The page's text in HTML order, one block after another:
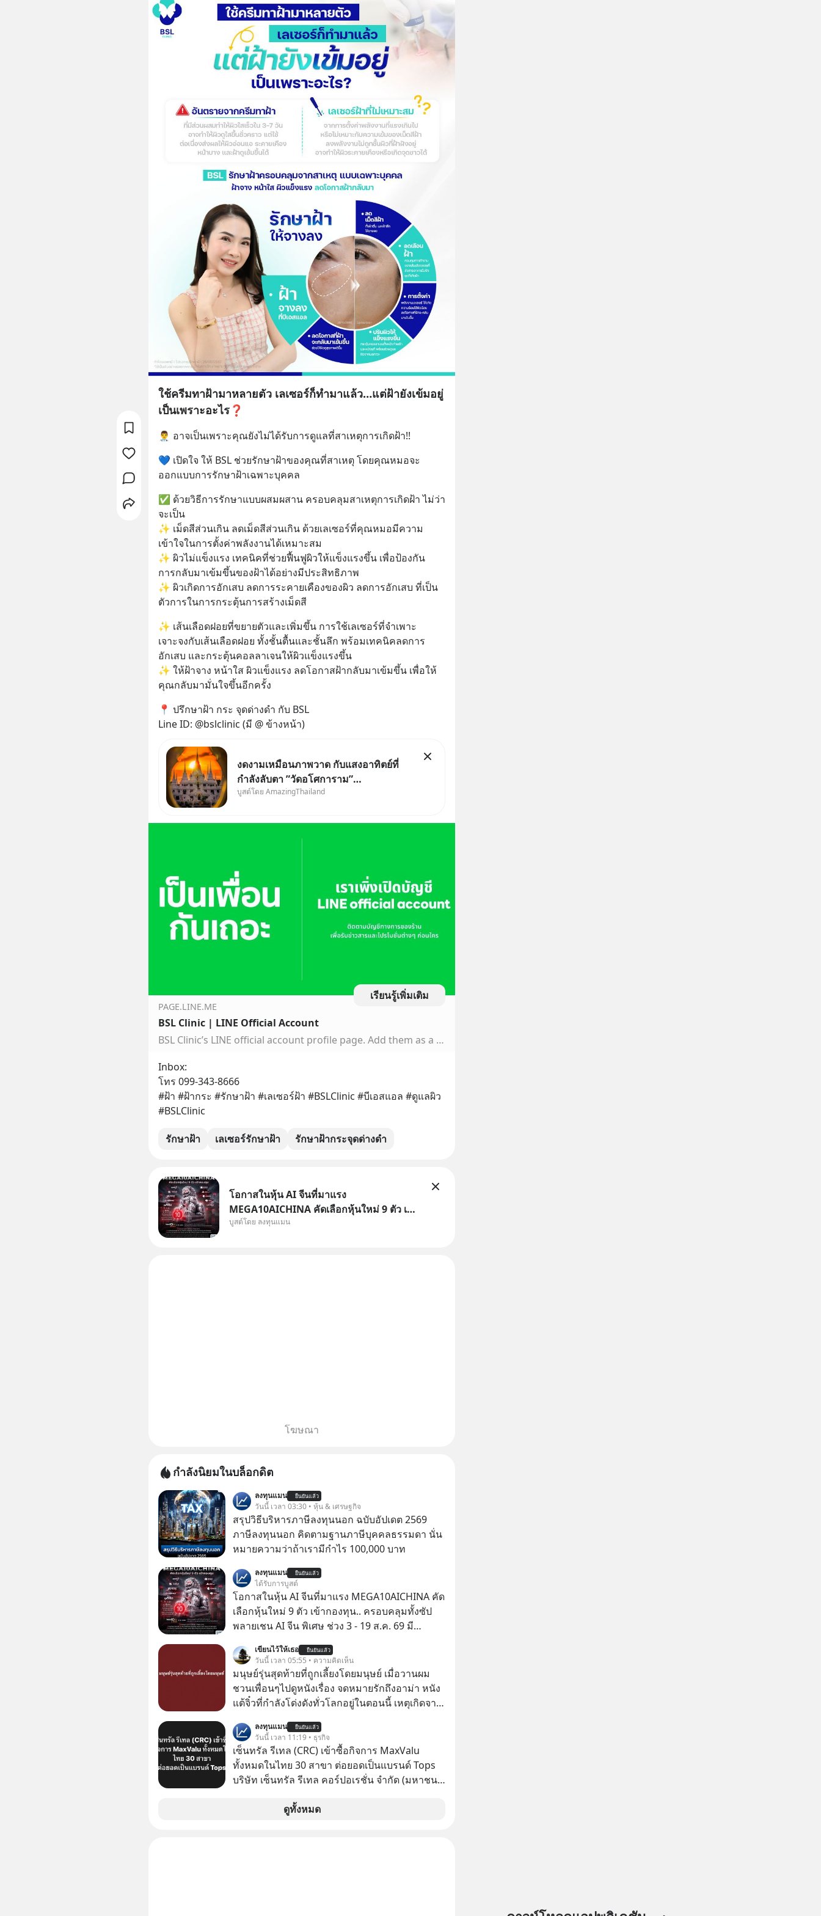
ใช้ครีมทาฝ้ามาหลายตัว เลเซอร์ก็ทำมาแล้ว…แต่ฝ้ายังเข้มอยู่
เป็นเพราะอะไร❓
👨‍⚕️ อาจเป็นเพราะคุณยังไม่ได้รับการดูแลที่สาเหตุการเกิดฝ้า!!
💙 เปิดใจ ให้ BSL ช่วยรักษาฝ้าของคุณที่สาเหตุ โดยคุณหมอจะ
ออกแบบการรักษาฝ้าเฉพาะบุคคล
✅ ด้วยวิธีการรักษาแบบผสมผสาน ครอบคลุมสาเหตุการเกิดฝ้า ไม่ว่า
จะเป็น
✨ เม็ดสีส่วนเกิน ลดเม็ดสีส่วนเกิน ด้วยเลเซอร์ที่คุณหมอมีความ
เข้าใจในการตั้งค่าพลังงานได้เหมาะสม
✨ ผิวไม่แข็งแรง เทคนิคที่ช่วยฟื้นฟูผิวให้แข็งแรงขึ้น เพื่อป้องกัน
การกลับมาเข้มขึ้นของฝ้าได้อย่างมีประสิทธิภาพ
✨ ผิวเกิดการอักเสบ ลดการระคายเคืองของผิว ลดการอักเสบ ที่เป็น
ตัวการในการกระตุ้นการสร้างเม็ดสี
✨ เส้นเลือดฝอยที่ขยายตัวและเพิ่มขึ้น การใช้เลเซอร์ที่จำเพาะ
เจาะจงกับเส้นเลือดฝอย ทั้งชั้นตื้นและชั้นลึก พร้อมเทคนิคลดการ
อักเสบ และกระตุ้นคอลลาเจนให้ผิวแข็งแรงขึ้น
✨ ให้ฝ้าจาง หน้าใส ผิวแข็งแรง ลดโอกาสฝ้ากลับมาเข้มขึ้น เพื่อให้
คุณกลับมามั่นใจขึ้นอีกครั้ง
📍 ปรึกษาฝ้า กระ จุดด่างดำ กับ BSL
Line ID: @bslclinic (มี @ ข้างหน้า)
งดงามเหมือนภาพวาด กับแสงอาทิตย์ที่
กำลังลับตา ”วัดอโศการาม”
จ.สมุทรปราการ
บูสต์โดย AmazingThailand
เรียนรู้เพิ่มเติม
PAGE.LINE.ME
BSL Clinic | LINE Official Account
BSL Clinic’s LINE official account profile page. Add them as a friend for the latest news.
Inbox:
โทร 099-343-8666
#ฝ้า #ฝ้ากระ #รักษาฝ้า #เลเซอร์ฝ้า #BSLClinic #บีเอสแอล #ดูแลผิว
#BSLClinic
รักษาฝ้า เลเซอร์รักษาฝ้า รักษาฝ้ากระจุดด่างดำ
โอกาสในหุ้น AI จีนที่มาแรง
MEGA10AICHINA คัดเลือกหุ้นใหม่ 9 ตัว เข้า
กองทุน.. ครอบคลุมทั้งซัปพลายเชน AI จีน
บูสต์โดย ลงทุนแมน
โฆษณา
กำลังนิยมในบล็อกดิต
ลงทุนแมน ยืนยันแล้ว
วันนี้ เวลา 03:30 • หุ้น & เศรษฐกิจ
สรุปวิธีบริหารภาษีลงทุนนอก ฉบับอัปเดต 2569
ภาษีลงทุนนอก คิดตามฐานภาษีบุคคลธรรมดา นั่น
หมายความว่าถ้าเรามีกำไร 100,000 บาท
ลงทุนแมน ยืนยันแล้ว
ได้รับการบูสต์
โอกาสในหุ้น AI จีนที่มาแรง MEGA10AICHINA คัด
เลือกหุ้นใหม่ 9 ตัว เข้ากองทุน.. ครอบคลุมทั้งซัป
พลายเชน AI จีน พิเศษ ช่วง 3 - 19 ส.ค. 69 มี
บาทขึ้นไป ฟรีค่าธรรมเนียมซื้อ
เขียนไว้ให้เธอ ยืนยันแล้ว
วันนี้ เวลา 05:55 • ความคิดเห็น
มนุษย์รุ่นสุดท้ายที่ถูกเลี้ยงโดยมนุษย์ เมื่อวานผม
ชวนเพื่อนๆไปดูหนังเรื่อง จดหมายรักถึงอาม่า หนัง
แต้จิ๋วที่กำลังโด่งดังทั่วโลกอยู่ในตอนนี้ เหตุเกิดจาก
อยากดูมาก ด้วยเพราะว่าอากงก็มาจากเมืองจีน ป๊า
ก็พูดแต้จิ๋วได้ มีเรื่องราวมีความผูกพันที่ได้ยินตั้งแต่
เด็ก
ลงทุนแมน ยืนยันแล้ว
วันนี้ เวลา 11:19 • ธุรกิจ
เซ็นทรัล รีเทล (CRC) เข้าซื้อกิจการ MaxValu
ทั้งหมดในไทย 30 สาขา ต่อยอดเป็นแบรนด์ Tops
บริษัท เซ็นทรัล รีเทล คอร์ปอเรชั่น จำกัด (มหาชน)
ฟู้ด รีเทล จำกัด (CFR) ซึ่งเป็นบริษัทย่อยที่ CRC ถือ
ดูทั้งหมด